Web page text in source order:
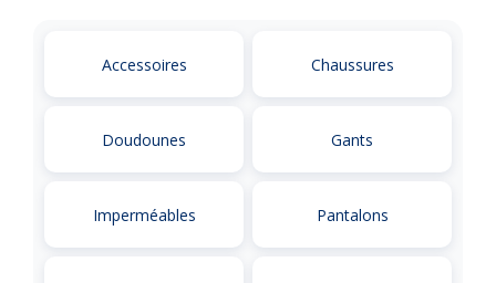
Accessoires Chaussures
Doudounes Gants
Imperméables Pantalons